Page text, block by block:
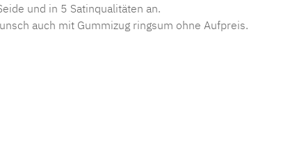
und in 5 Satinqualitäten an.
auch mit Gummizug ringsum ohne Aufpreis.